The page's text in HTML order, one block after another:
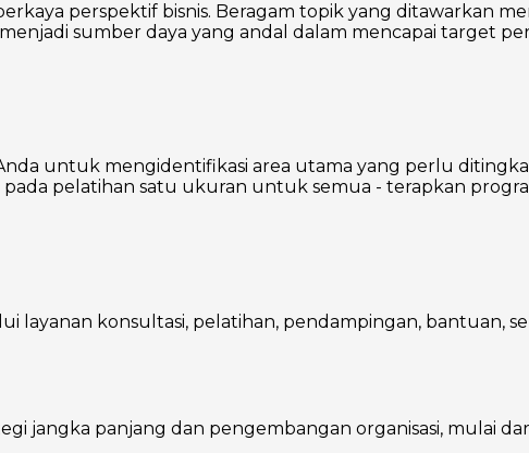
perspektif bisnis. Beragam topik yang ditawarkan
sumber daya yang andal dalam mencapai target
untuk mengidentifikasi area utama yang perlu
pelatihan satu ukuran untuk semua - terapkan
konsultasi, pelatihan, pendampingan, bantuan,
jangka panjang dan pengembangan organisasi, mulai